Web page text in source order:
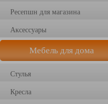
Ресепшн для магазина
Аксессуары
Мебель для дома
Стулья
Кресла